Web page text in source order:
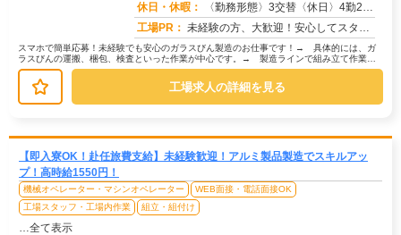
休日・休暇：
〈勤務形態〉3交替〈休日〉4勤2休★ＧＷ★夏季休暇★冬季休暇★年末年始
工場PR： 未経験の方、大歓迎！安心してスタートできる環境です。→家具付き寮が初期費用0円で利用可能！ 敷金・礼金・鍵交換代・...
スマホで簡単応募！未経験でも安心のガラスびん製造のお仕事です！→ 具体的には、ガ
ラスびんの運搬、梱包、検査といった作業が中心です。→ 製造ラインで組み立て作業や
加工業務を行うスタッフも募集してい...
工場求人の詳細を見る
【即入寮OK！赴任旅費支給】未経験歓迎！アルミ製品製造でスキルアッ
プ！高時給1550円！
機械オペレーター・マシンオペレーター
WEB面接・電話面接OK
工場スタッフ・工場内作業
組立・組付け
…全て表示